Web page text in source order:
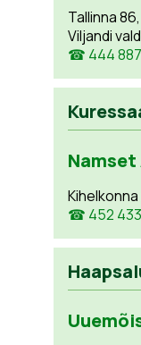
Tallinna
Viljandi
☎ 444
☎ 452